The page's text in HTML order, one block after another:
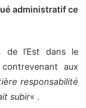
administratif ce
de l’Est dans le
contrevenant aux
responsabilité
subir« .